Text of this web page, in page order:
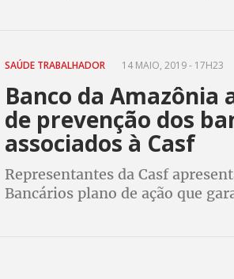
SAÚDE TRABALHADOR 14 MAIO, 2019 - 17H23
Banco da Amazônia
de prevenção dos
associados à Casf
Representantes da Casf
Bancários plano de ação que